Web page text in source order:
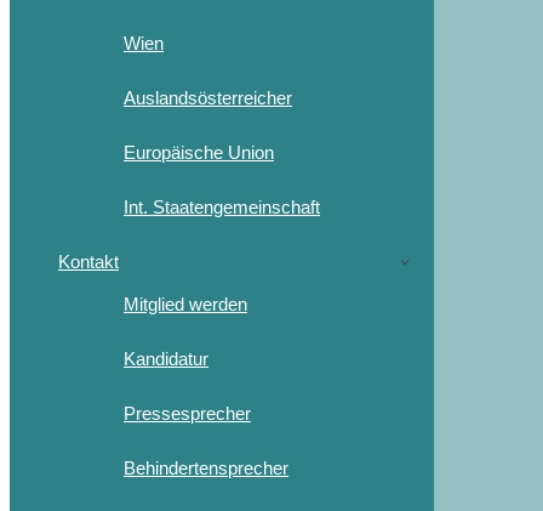
Wien
Auslandsösterreicher
Europäische Union
Int. Staatengemeinschaft
Kontakt
Mitglied werden
Kandidatur
Pressesprecher
Behindertensprecher